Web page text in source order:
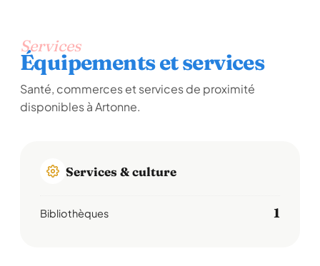
Services
Équipements et services
Santé, commerces et services de proximité
disponibles à Artonne.
Services & culture
Bibliothèques 1